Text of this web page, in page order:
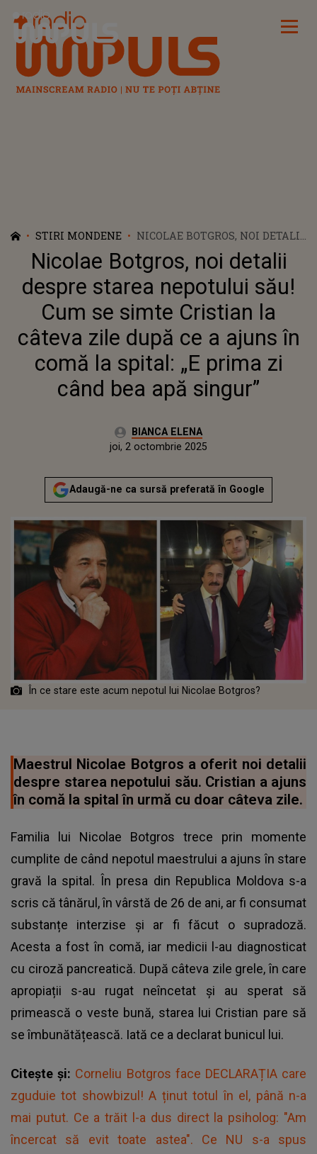
Radio Impuls
STIRI MONDENE
NICOLAE BOTGROS, NOI DETALII
DESPRE STAREA NEPOTULUI
SĂU! CUM SE SIMTE CRISTIAN
LA CÂTEVA ZILE DUPĂ CE A
AJUNS ÎN COMĂ LA SPITAL: „E
PRIMA ZI CÂND BEA APĂ
Nicolae Botgros, noi detalii
despre starea nepotului său!
Cum se simte Cristian la
câteva zile după ce a ajuns în
comă la spital: „E prima zi
când bea apă singur”
Autor:BIANCA ELENA
Actualizat:
joi, 2 octombrie 2025
Adaugă-ne ca sursă preferată în Google
În ce stare este acum nepotul lui Nicolae Botgros?
Maestrul Nicolae Botgros a oferit noi detalii
despre starea nepotului său. Cristian a ajuns
în comă la spital în urmă cu doar câteva zile.
Familia lui Nicolae Botgros trece prin momente
cumplite de când nepotul maestrului a ajuns în stare
gravă la spital. În presa din Republica Moldova s-a
scris că tânărul, în vârstă de 26 de ani, ar fi consumat
substanțe interzise și ar fi făcut o supradoză.
Acesta a fost în comă, iar medicii l-au diagnosticat
cu ciroză pancreatică. După câteva zile grele, în care
apropiații s-au rugat neîncetat și au sperat să
primească o veste bună, starea lui Cristian pare să
se îmbunătățească. Iată ce a declarat bunicul lui.
Citește și: Corneliu Botgros face DECLARAȚIA care
zguduie tot showbizul! A ținut totul în el, până n-a
mai putut. Ce a trăit l-a dus direct la psiholog: "Am
încercat să evit toate astea". Ce NU s-a spus